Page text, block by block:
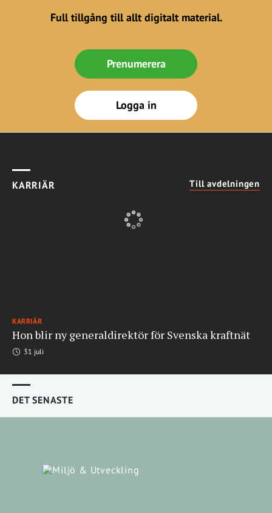
Full tillgång till allt digitalt material.
Prenumerera
Logga in
KARRIÄR Till avdelningen
KARRIÄR
Hon blir ny generaldirektör för Svenska kraftnät
31 juli
DET SENASTE